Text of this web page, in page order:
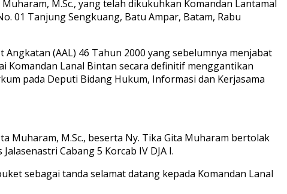
M.Sc., yang telah dikukuhkan Komandan Lantamal
01 Tanjung Sengkuang, Batu Ampar, Batam, Rabu
(AAL) 46 Tahun 2000 yang sebelumnya menjabat
Komandan Lanal Bintan secara definitif menggantikan
pada Deputi Bidang Hukum, Informasi dan Kerjasama
Muharam, M.Sc., beserta Ny. Tika Gita Muharam bertolak
Cabang 5 Korcab IV DJA I.
sebagai tanda selamat datang kepada Komandan Lanal